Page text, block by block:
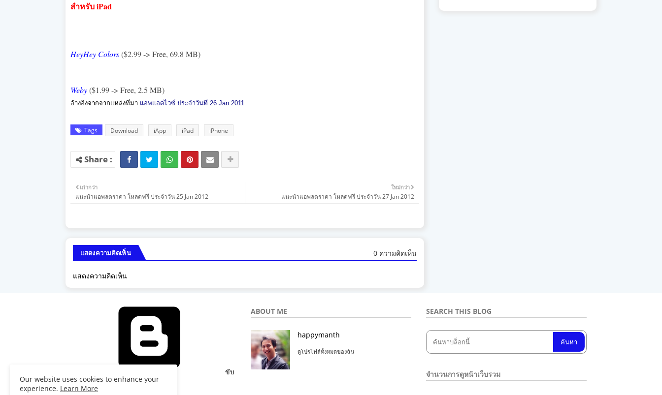
สำหรับ iPad
HeyHey Colors($2.99 -> Free, 69.8 MB)
Weby($1.99 -> Free, 2.5 MB)
อ้างอิงจากจากแหล่งที่มา แอพแอดไวซ์ ประจำวันที่ 26 Jan 2011
Tags Download iApp iPad iPhone
ใหม่กว่า
แนะนำแอพลดราคา โหลดฟรี ประจำวัน 27 Jan 2012
เก่ากว่า
แนะนำแอพลดราคา โหลดฟรี ประจำวัน 25 Jan 2012
แสดงความคิดเห็น 0 ความคิดเห็น
แสดงความคิดเห็น
ขับ
เคลื่อนโดย Blogger
ABOUT ME
happymanth
ดูโปรไฟล์ทั้งหมดของฉัน
SEARCH THIS BLOG
จำนวนการดูหน้าเว็บรวม
Our website uses cookies to enhance your
experience. Learn More